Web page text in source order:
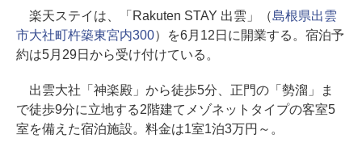
楽天ステイは、「Rakuten STAY 出雲」（島根県出雲
市大社町杵築東宮内300）を6月12日に開業する。宿泊予
約は5月29日から受け付けている。
出雲大社「神楽殿」から徒歩5分、正門の「勢溜」ま
で徒歩9分に立地する2階建てメゾネットタイプの客室5
室を備えた宿泊施設。料金は1室1泊3万円～。